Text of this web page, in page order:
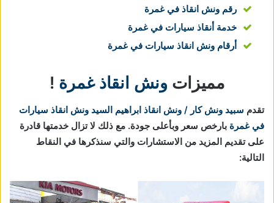
رقم ونش انقاذ في غمرة
خدمة أنقاذ سيارات في غمرة
أرقام ونش انقاذ سيارات في غمرة
مميزات ونش انقاذ غمرة !
تقدم سبيد ونش كار / ونش انقاذ ابراهيم السيد ونش انقاذ سيارات
في غمرة بارخص سعر وبأعلى جودة. مع ذلك لا تزال خدمتها قادرة
على تقديم المزيد من الاستشارات والتي سنذكرها في النقاط
التالية: